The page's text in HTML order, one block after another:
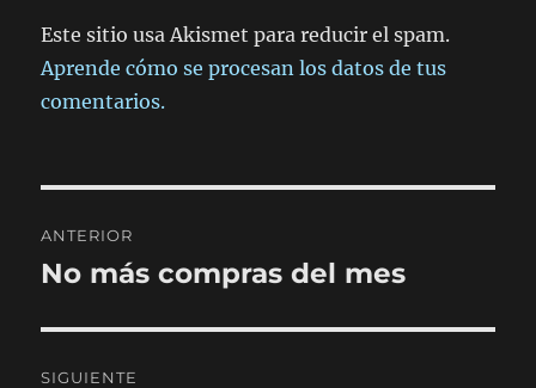
Este sitio usa Akismet para reducir el spam.
Aprende cómo se procesan los datos de tus
comentarios.
de
ANTERIOR
Entrada
No más compras del mes
SIGUIENTE